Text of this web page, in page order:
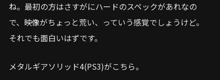
ね。最初の方はさすがにハードのスペックがあれなの
で、映像がちょっと荒い、っていう感覚でしょうけど。
それでも面白いはずです。
メタルギアソリッド4(PS3)がこちら。